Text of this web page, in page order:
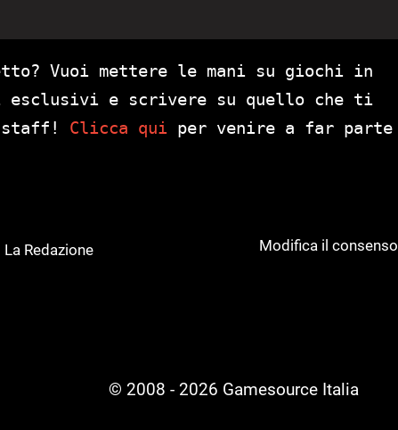
Vuoi mettere le mani su giochi in
esclusivi e scrivere su quello che ti
staff! Clicca qui per venire a far parte
La Redazione
Modifica il consenso
© 2008 - 2026 Gamesource Italia